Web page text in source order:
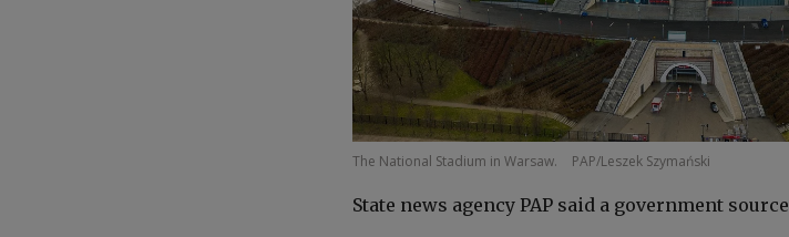
The National Stadium in Warsaw. PAP/Leszek Szymański
State news agency PAP said a government